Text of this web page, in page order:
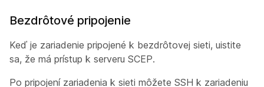
Bezdrôtové pripojenie
Keď je zariadenie pripojené k bezdrôtovej sieti, uistite
sa, že má prístup k serveru SCEP.
Po pripojení zariadenia k sieti môžete SSH k zariadeniu